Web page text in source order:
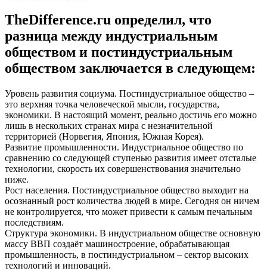
TheDifference.ru определил, что
разница между индустриальным
обществом и постиндустриальным
обществом заключается в следующем:
Уровень развития социума. Постиндустриальное общество –
это верхняя точка человеческой мысли, государства,
экономики. В настоящий момент, реально достичь его можно
лишь в нескольких странах мира с незначительной
территорией (Норвегия, Япония, Южная Корея).
Развитие промышленности. Индустриальное общество по
сравнению со следующей ступенью развития имеет отсталые
технологии, скорость их совершенствования значительно
ниже.
Рост населения. Постиндустриальное общество выходит на
осознанный рост количества людей в мире. Сегодня он ничем
не контролируется, что может привести к самым печальным
последствиям.
Структура экономики. В индустриальном обществе основную
массу ВВП создаёт машиностроение, обрабатывающая
промышленность, в постиндустриальном – сектор высоких
технологий и инноваций.